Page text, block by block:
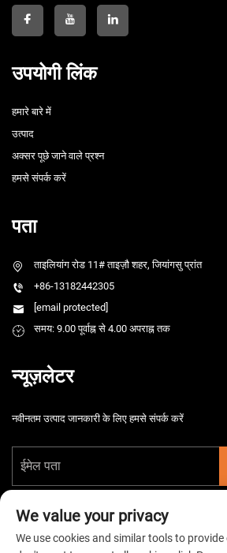
उपयोगी लिंक
हमारे बारे में
उत्पाद
अक्सर पूछे जाने वाले प्रश्न
हमसे संपर्क करें
पता
ताइलियांग रोड 11# ताइज़ौ शहर, जियांगसु प्रांत
+86-13182442305
[email protected]
समय: 9.00 पूर्वाह्न से 4.00 अपराह्न तक
न्यूज़लेटर
नवीनतम उत्पाद जानकारी के लिए हमसे संपर्क करें
We value your privacy
We use cookies and similar tools to